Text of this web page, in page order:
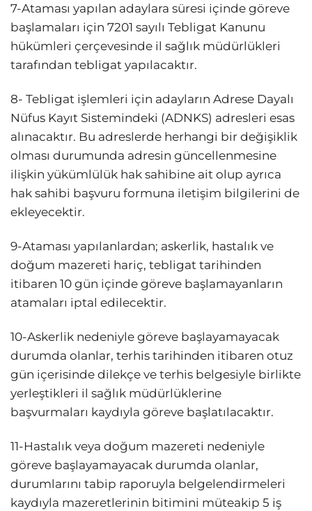
7-Ataması yapılan adaylara süresi içinde göreve
başlamaları için 7201 sayılı Tebligat Kanunu
hükümleri çerçevesinde il sağlık müdürlükleri
tarafından tebligat yapılacaktır.
8- Tebligat işlemleri için adayların Adrese Dayalı
Nüfus Kayıt Sistemindeki (ADNKS) adresleri esas
alınacaktır. Bu adreslerde herhangi bir değişiklik
olması durumunda adresin güncellenmesine
ilişkin yükümlülük hak sahibine ait olup ayrıca
hak sahibi başvuru formuna iletişim bilgilerini de
ekleyecektir.
9-Ataması yapılanlardan; askerlik, hastalık ve
doğum mazereti hariç, tebligat tarihinden
itibaren 10 gün içinde göreve başlamayanların
atamaları iptal edilecektir.
10-Askerlik nedeniyle göreve başlayamayacak
durumda olanlar, terhis tarihinden itibaren otuz
gün içerisinde dilekçe ve terhis belgesiyle birlikte
yerleştikleri il sağlık müdürlüklerine
başvurmaları kaydıyla göreve başlatılacaktır.
11-Hastalık veya doğum mazereti nedeniyle
göreve başlayamayacak durumda olanlar,
durumlarını tabip raporuyla belgelendirmeleri
kaydıyla mazeretlerinin bitimini müteakip 5 iş